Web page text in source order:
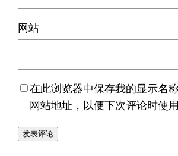
网站
在此浏览器中保存我的显示名
网站地址，以便下次评论时使用